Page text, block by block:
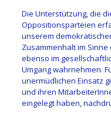
Die Unterstützung, die
Oppositionsparteien
unserem
Zusammenhalt im
ebenso im
Umgang wahrnehmen.
unermüdlichen Einsatz
und ihren
eingelegt haben,